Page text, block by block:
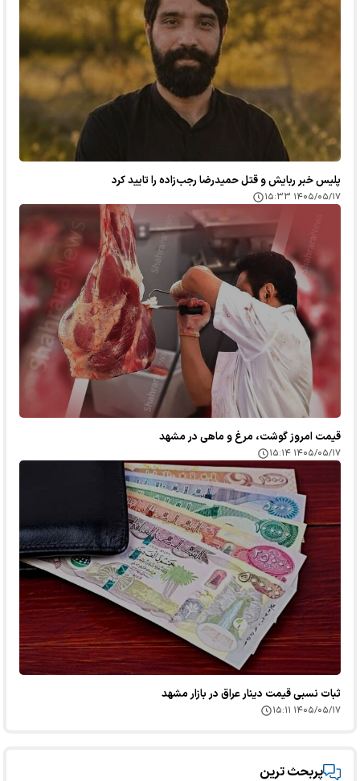
پلیس خبر ربایش و قتل حمیدرضا رجب‌زاده را تایید کرد
۱۴۰۵/۰۵/۱۷ ۱۵:۳۳
قیمت امروز گوشت، مرغ و ماهی در مشهد
۱۴۰۵/۰۵/۱۷ ۱۵:۱۴
ثبات نسبی قیمت دینار عراق در بازار مشهد
۱۴۰۵/۰۵/۱۷ ۱۵:۱۱
پربحث ترین